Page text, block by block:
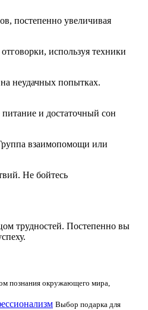
постепенно увеличивая
используя техники
неудачных попытках.
и достаточный сон
взаимопомощи или
Не бойтесь
трудностей. Постепенно вы
познания окружающего мира,
Выбор подарка для